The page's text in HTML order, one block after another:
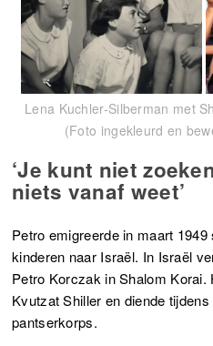
Lena Kuchler-Silberman met
(Foto ingekleurd en
‘Je kunt niet
niets vanaf weet’
Petro emigreerde in maart
kinderen naar Israël. In Israël
Petro Korczak in Shalom Korai.
Kvutzat Shiller en diende
pantserkorps.